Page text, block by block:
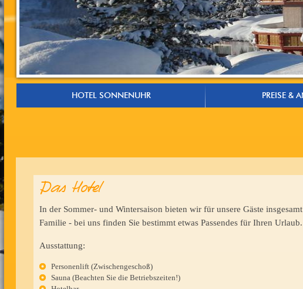
HOTEL SONNENUHR PREISE &
Das Hotel
In der Sommer- und Wintersaison bieten wir für unsere Gäste
Familie - bei uns finden Sie bestimmt etwas Passendes für Ihren Urlaub.
Ausstattung:
Personenlift (Zwischengeschoß)
Sauna (Beachten Sie die Betriebszeiten!)